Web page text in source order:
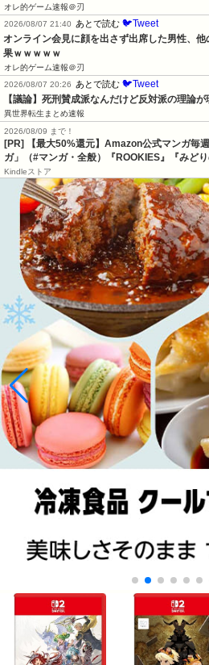
オレ的ゲーム速報＠刃
2026/08/07 21:40
あとで読む 🐦Tweet
オンライン会見に顔を出さず出席した男性、
果ｗｗｗｗｗ
オレ的ゲーム速報＠刃
2026/08/07 20:26
あとで読む 🐦Tweet
【議論】死刑賛成派なんだけど反対派の理論
異世界転生まとめ速報
2026/08/09 まで！
[PR]
【最大50%還元】Amazon公式マンガ毎
ガ」（#マンガ・全般）『ROOKIES』『みど
Kindleストア